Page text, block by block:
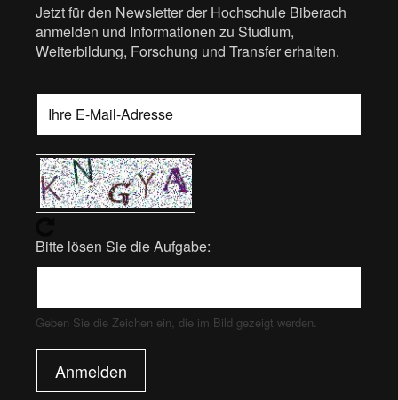
Jetzt für den Newsletter der Hochschule Biberach
anmelden und Informationen zu Studium,
Weiterbildung, Forschung und Transfer erhalten.
Bitte lösen Sie die Aufgabe:
Geben Sie die Zeichen ein, die im Bild gezeigt werden.
Anmelden